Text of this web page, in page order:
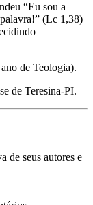
“Eu sou a
(Lc 1,38)
de Teologia).
de Teresina-PI.
de seus autores e